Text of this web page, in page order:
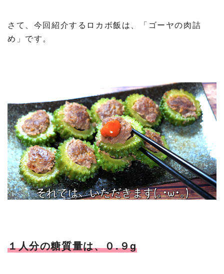
さて、今回紹介するロカボ飯は、「ゴーヤの肉詰
め」です。
１人分の糖質量は、０.９g